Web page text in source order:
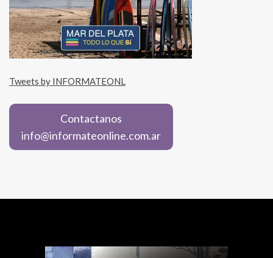
Tweets by INFORMATEONL
Contactanos
info@informateonline.com.ar